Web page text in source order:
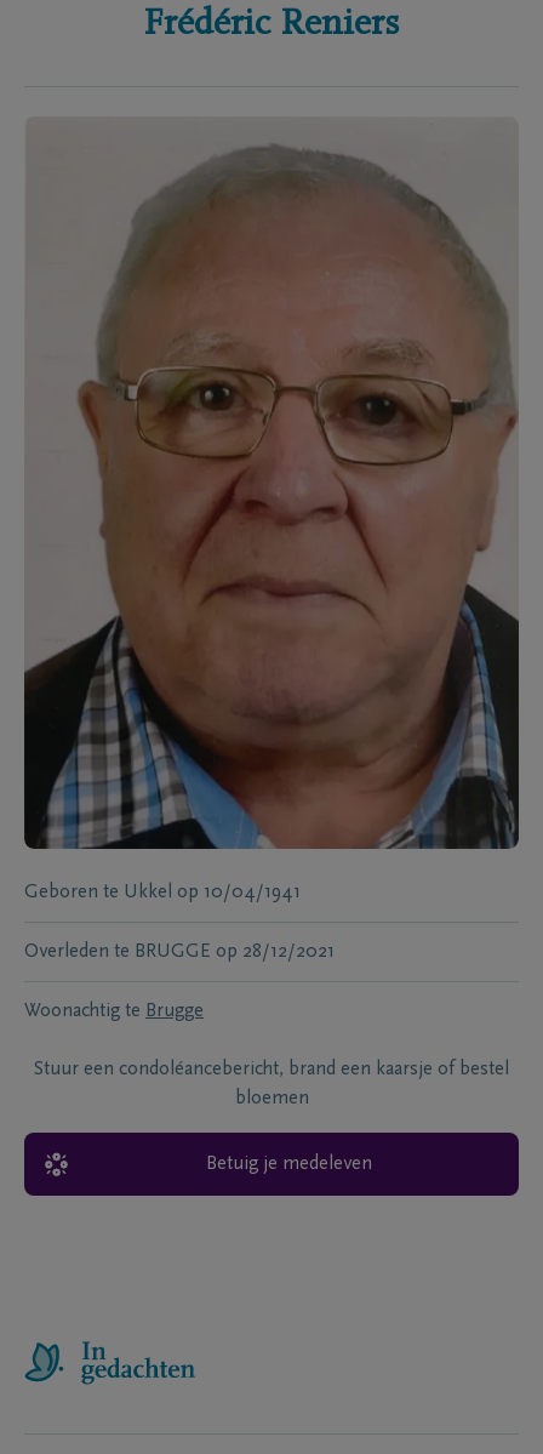
Frédéric Reniers
Geboren te Ukkel op 10/04/1941
Overleden te BRUGGE op 28/12/2021
Woonachtig te Brugge
Stuur een condoléancebericht, brand een kaarsje of bestel
bloemen
Betuig je medeleven